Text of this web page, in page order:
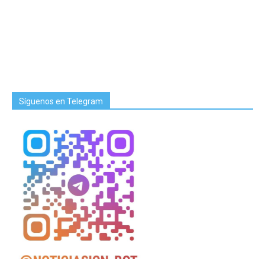
Síguenos en Telegram